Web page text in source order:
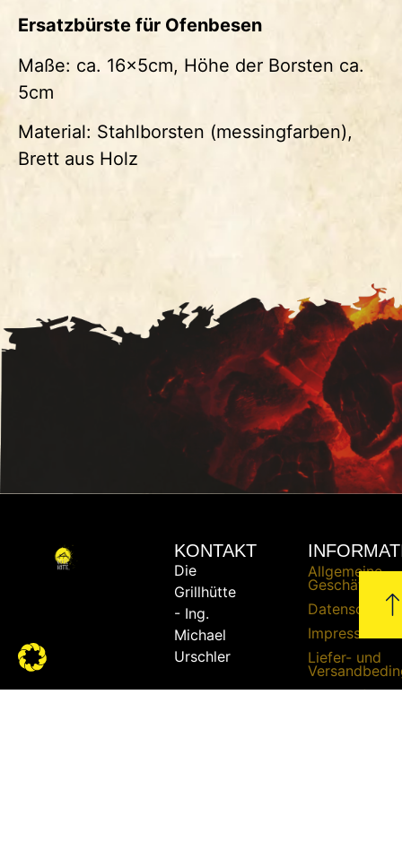
Ersatzbürste für Ofenbesen
Maße: ca. 16x5cm, Höhe der Borsten ca.
5cm
Material: Stahlborsten (messingfarben),
Brett aus Holz
KONTAKT
Die
Grillhütte
- Ing.
Michael
Urschler
Allgemeine
Impressum
Liefer- und